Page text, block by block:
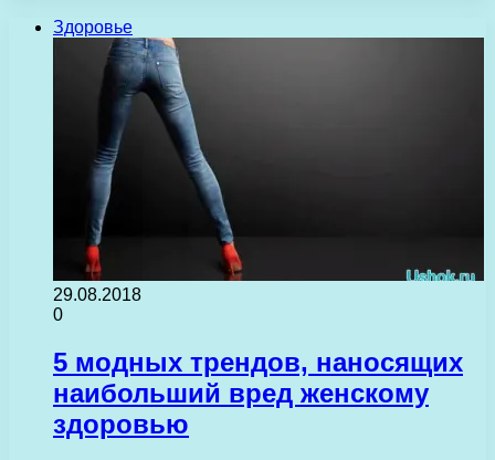
Здоровье
29.08.2018
0
5 модных трендов, наносящих
наибольший вред женскому
здоровью